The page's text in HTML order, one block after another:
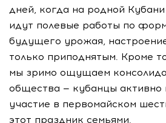
дней, когда на родной
идут полевые работы по
будущего урожая,
только приподнятым. Кроме
мы зримо ощущаем
общества — кубанцы активно
участие в первомайском
этот праздник семьями.